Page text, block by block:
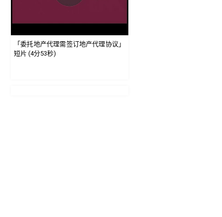
「委托地产代理需签订地产代理协议」
短片 (4分53秒)